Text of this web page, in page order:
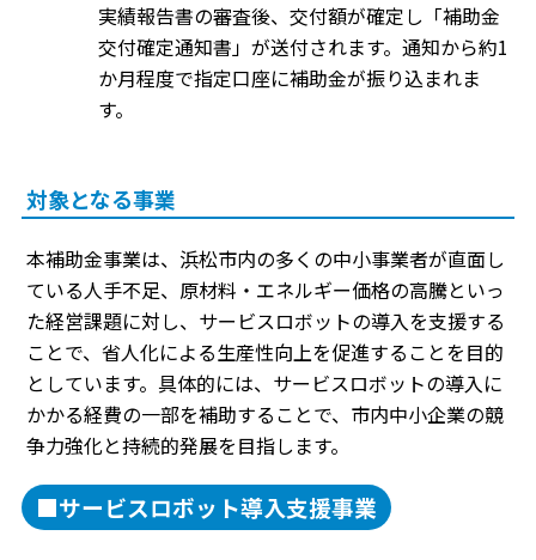
実績報告書の審査後、交付額が確定し「補助金
交付確定通知書」が送付されます。通知から約1
か月程度で指定口座に補助金が振り込まれま
す。
対象となる事業
本補助金事業は、浜松市内の多くの中小事業者が直面し
ている人手不足、原材料・エネルギー価格の高騰といっ
た経営課題に対し、サービスロボットの導入を支援する
ことで、省人化による生産性向上を促進することを目的
としています。具体的には、サービスロボットの導入に
かかる経費の一部を補助することで、市内中小企業の競
争力強化と持続的発展を目指します。
■サービスロボット導入支援事業